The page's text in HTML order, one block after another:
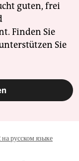
guten, frei
Finden Sie
Sie
русском языке